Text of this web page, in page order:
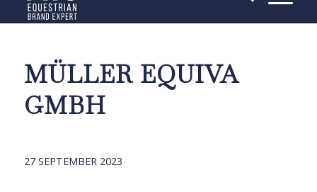
MÜLLER EQUIVA
GMBH
27 SEPTEMBER 2023